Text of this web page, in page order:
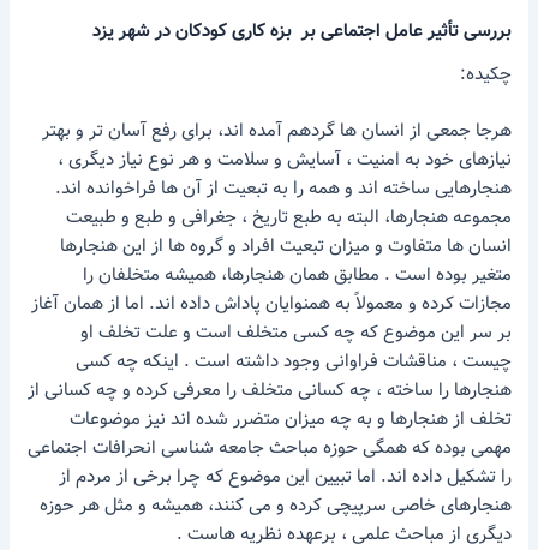
بررسی تأثیر عامل اجتماعی بر بزه کاری کودکان در شهر یزد
چکیده:
هرجا جمعی از انسان ها گردهم آمده اند، برای رفع آسان تر و بهتر
نیازهای خود به امنیت ، آسایش و سلامت و هر نوع نیاز دیگری ،
هنجارهایی ساخته اند و همه را به تبعیت از آن ها فراخوانده اند.
مجموعه هنجارها، البته به طبع تاریخ ، جغرافی و طبع و طبیعت
انسان ها متفاوت و میزان تبعیت افراد و گروه ها از این هنجارها
متغیر بوده است . مطابق همان هنجارها، همیشه متخلفان را
مجازات کرده و معمولاً به همنوایان پاداش داده اند. اما از همان آغاز
بر سر این موضوع که چه کسی متخلف است و علت تخلف او
چیست ، مناقشات فراوانی وجود داشته است . اینکه چه کسی
هنجارها را ساخته ، چه کسانی متخلف را معرفی کرده و چه کسانی از
تخلف از هنجارها و به چه میزان متضرر شده اند نیز موضوعات
مهمی بوده که همگی حوزه مباحث جامعه شناسی انحرافات اجتماعی
را تشکیل داده اند. اما تبیین این موضوع که چرا برخی از مردم از
هنجارهای خاصی سرپیچی کرده و می کنند، همیشه و مثل هر حوزه
دیگری از مباحث علمی ، برعهده نظریه هاست .